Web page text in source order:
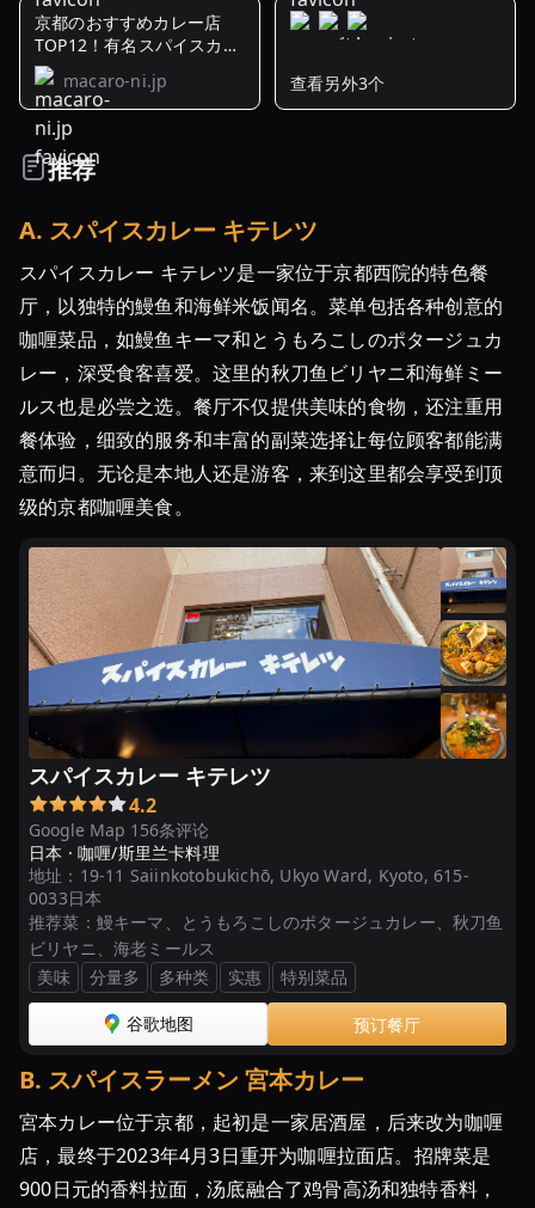
京都のおすすめカレー店
TOP12！有名スパイスカレ
ーから超 ...
macaro-ni.jp
京
ド
料
理
ラ
ン
キ
ン
グ
TOP10
都
の
カ
レ
ー
人
店
か
穴
場
ま
【2024
最
新】
京
查看另外3个
推荐
A. スパイスカレー キテレツ
スパイスカレー キテレツ是一家位于京都西院的特色餐
厅，以独特的鰻鱼和海鲜米饭闻名。菜单包括各种创意的
咖喱菜品，如鰻鱼キーマ和とうもろこしのポタージュカ
レー，深受食客喜爱。这里的秋刀鱼ビリヤニ和海鲜ミー
ルス也是必尝之选。餐厅不仅提供美味的食物，还注重用
餐体验，细致的服务和丰富的副菜选择让每位顾客都能满
意而归。无论是本地人还是游客，来到这里都会享受到顶
级的京都咖喱美食。
スパイスカレー キテレツ
Google Map 156条评论
4.2
日本 · 咖喱/斯里兰卡料理
地址： 19-11 Saiinkotobukichō, Ukyo Ward, Kyoto, 615-
0033日本
推荐菜： 鰻キーマ、とうもろこしのポタージュカレー、秋刀鱼
ビリヤニ、海老ミールス
美味
分量多 多种类 实惠 特别菜品
谷歌地图 预订餐厅
B. スパイスラーメン 宮本カレー
宮本カレー位于京都，起初是一家居酒屋，后来改为咖喱
店，最终于2023年4月3日重开为咖喱拉面店。招牌菜是
900日元的香料拉面，汤底融合了鸡骨高汤和独特香料，